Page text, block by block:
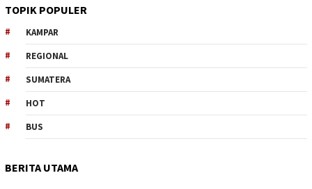
TOPIK POPULER
KAMPAR
REGIONAL
SUMATERA
HOT
BUS
BERITA UTAMA